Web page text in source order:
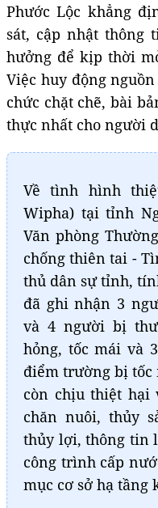
Phước Lộc khẳng
sát, cập nhật thông
hưởng để kịp thời
Việc huy động
chức chặt chẽ, bài
thực nhất cho người
Về tình hình
Wipha) tại tỉnh
Văn phòng
chống thiên tai -
thủ dân sự tỉnh,
đã ghi nhận 3
và 4 người bị
hỏng, tốc mái và
điểm trường bị tốc
còn chịu thiệt hại
chăn nuôi, thủy
thủy lợi, thông tin
công trình cấp
mục cơ sở hạ tầng